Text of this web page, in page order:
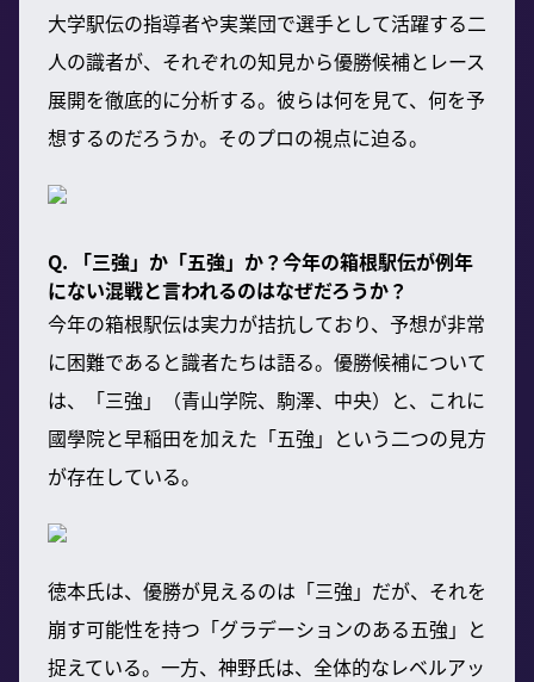
大学駅伝の指導者や実業団で選手として活躍する二
人の識者が、それぞれの知見から優勝候補とレース
展開を徹底的に分析する。彼らは何を見て、何を予
想するのだろうか。そのプロの視点に迫る。
Q. 「三強」か「五強」か？今年の箱根駅伝が例年
にない混戦と言われるのはなぜだろうか？
今年の箱根駅伝は実力が拮抗しており、予想が非常
に困難であると識者たちは語る。優勝候補について
は、「三強」（青山学院、駒澤、中央）と、これに
國學院と早稲田を加えた「五強」という二つの見方
が存在している。
徳本氏は、優勝が見えるのは「三強」だが、それを
崩す可能性を持つ「グラデーションのある五強」と
捉えている。一方、神野氏は、全体的なレベルアッ